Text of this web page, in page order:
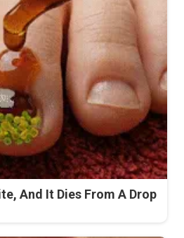
And It Dies From A Drop